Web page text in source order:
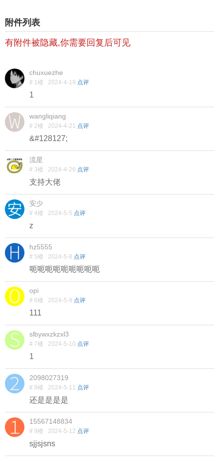
附件列表
有附件被隐藏,你需要回复后可见
chuxuezhe
# 1楼 2024-4-19 点评
1
wangliqiang
# 2楼 2024-4-21 点评
&#128127;
流星
# 3楼 2024-4-26 点评
支持大佬
安少
# 4楼 2024-5-5 点评
z
hz5555
# 5楼 2024-5-8 点评
呃呃呃呃呃呃呃呃呃
opi
# 6楼 2024-5-9 点评
111
slbywxzkzxl3
# 7楼 2024-5-10 点评
1
2098027319
# 8楼 2024-5-11 点评
还是是是是
15567148834
# 9楼 2024-5-12 点评
sjjsjsns